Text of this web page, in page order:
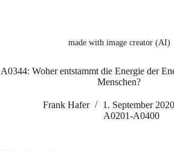
made with image creator (AI)
A0344: Woher entstammt die Energie der
Menschen?
Frank Hafer 1. September 2020
A0201-A0400